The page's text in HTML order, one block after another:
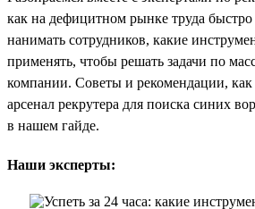
как на дефицитном рынке труда
нанимать сотрудников, какие
применять, чтобы решать задачи по
компании. Советы и рекомендации, как
арсенал рекрутера для поиска синих
в нашем гайде.
Наши эксперты: